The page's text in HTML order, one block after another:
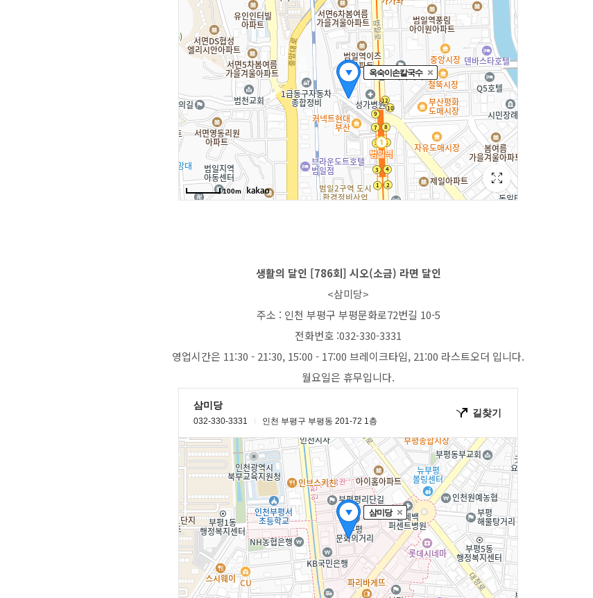
생활의 달인 [786회] 시오(소금) 라면 달인
<삼미당>
주소 : 인천 부평구 부평문화로72번길 10-5
전화번호 :032-330-3331
영업시간은 11:30 - 21:30, 15:00 - 17:00 브레이크타임, 21:00 라스트오더 입니다.
월요일은 휴무입니다.